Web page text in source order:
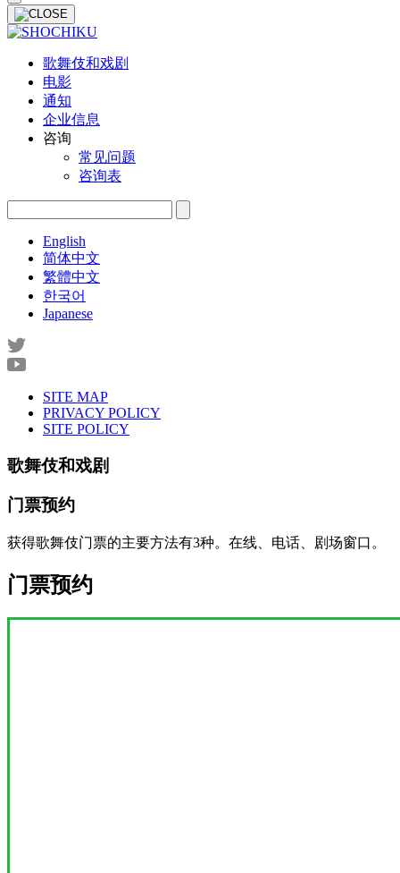
歌舞伎和戏剧
电影
通知
企业信息
咨询
常见问题
咨询表
English
简体中文
繁體中文
한국어
Japanese
SITE MAP
PRIVACY POLICY
SITE POLICY
歌舞伎和戏剧
门票预约
获得歌舞伎门票的主要方法有3种。在线、电话、剧场窗口。
门票预约